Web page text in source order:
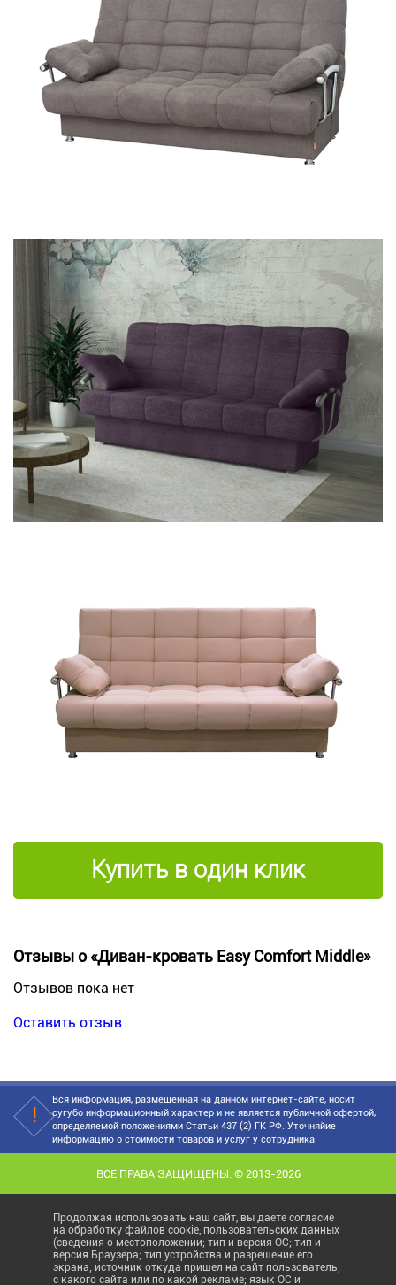
Купить в один клик
Отзывы о «Диван-кровать Easy Comfort Middle»
Отзывов пока нет
Оставить отзыв
Вся информация, размещенная на данном интернет-сайте, носит
сугубо информационный характер и не является публичной офертой,
определяемой положениями Статьи 437 (2) ГК РФ. Уточняйие
информацию о стоимости товаров и услуг у сотрудника.
ВСЕ ПРАВА ЗАЩИЩЕНЫ. © 2013-2026
Продолжая использовать наш сайт, вы даете согласие
на обработку файлов cookie, пользовательских данных
(сведения о местоположении; тип и версия ОС; тип и
версия Браузера; тип устройства и разрешение его
экрана; источник откуда пришел на сайт пользователь;
с какого сайта или по какой рекламе; язык ОС и